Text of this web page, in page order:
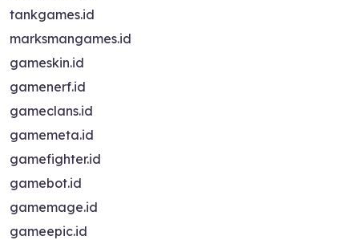
tankgames.id
marksmangames.id
gameskin.id
gamenerf.id
gameclans.id
gamemeta.id
gamefighter.id
gamebot.id
gamemage.id
gameepic.id